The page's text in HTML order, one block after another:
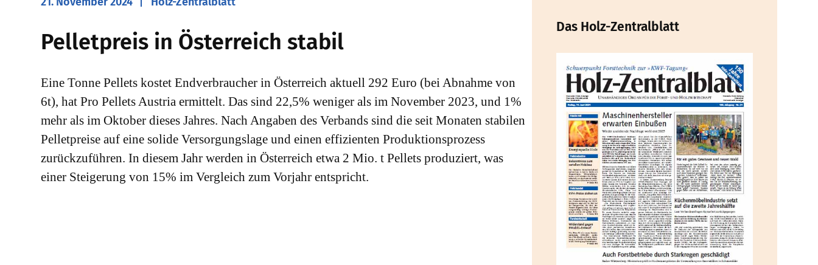
Pelletpreis in Österreich stabil
Eine Tonne Pellets kostet Endverbraucher in Österreich aktuell 292 Euro (bei Abnahme von
6t), hat Pro Pellets Austria ermittelt. Das sind 22,5% weniger als im November 2023, und 1%
mehr als im Oktober dieses Jahres. Nach Angaben des Verbands sind die seit Monaten stabilen
Pelletpreise auf eine solide Versorgungslage und einen effizienten Produktionsprozess
zurückzuführen. In diesem Jahr werden in Österreich etwa 2 Mio. t Pellets produziert, was
einer Steigerung von 15% im Vergleich zum Vorjahr entspricht.
Das Holz-Zentralblatt